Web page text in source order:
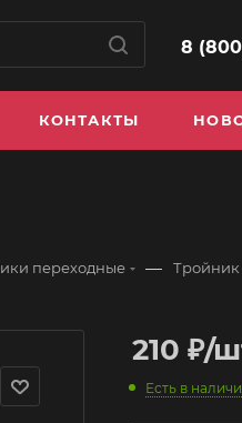
8
КОНТАКТЫ
переходные — Тройник
210 ₽/
Есть в